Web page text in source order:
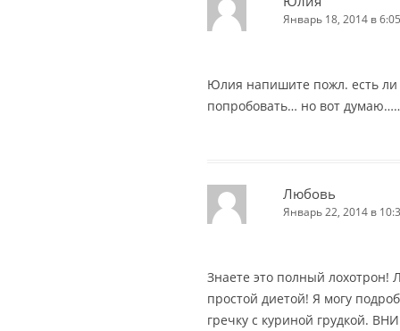
Январь 18, 2014 в
Юлия напишите пожл. есть ли
попробовать… но вот
Любовь
Январь 22, 2014 в
Знаете это полный лохотрон!
простой диетой! Я могу
гречку с куриной грудкой.